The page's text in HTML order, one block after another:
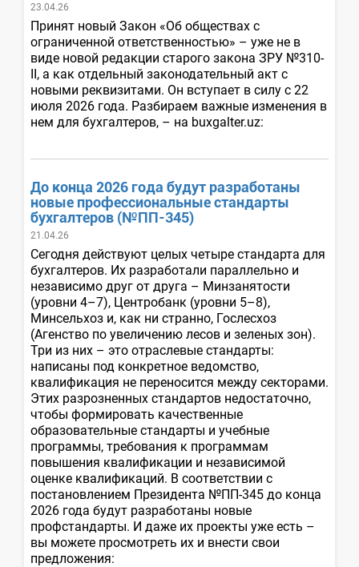
23.04.26
Принят новый Закон «Об обществах с
ограниченной ответственностью» – уже не в
виде новой редакции старого закона ЗРУ №310-
II, а как отдельный законодательный акт с
новыми реквизитами. Он вступает в силу с 22
июля 2026 года. Разбираем важные изменения в
нем для бухгалтеров, – на buxgalter.uz:
До конца 2026 года будут разработаны
новые профессиональные стандарты
бухгалтеров (№ПП-345)
21.04.26
Сегодня действуют целых четыре стандарта для
бухгалтеров. Их разработали параллельно и
независимо друг от друга – Минзанятости
(уровни 4–7), Центробанк (уровни 5–8),
Минсельхоз и, как ни странно, Гослесхоз
(Агенство по увеличению лесов и зеленых зон).
Три из них – это отраслевые стандарты:
написаны под конкретное ведомство,
квалификация не переносится между секторами.
Этих разрозненных стандартов недостаточно,
чтобы формировать качественные
образовательные стандарты и учебные
программы, требования к программам
повышения квалификации и независимой
оценке квалификаций. В соответствии с
постановлением Президента №ПП-345 до конца
2026 года будут разработаны новые
профстандарты. И даже их проекты уже есть –
вы можете просмотреть их и внести свои
предложения: